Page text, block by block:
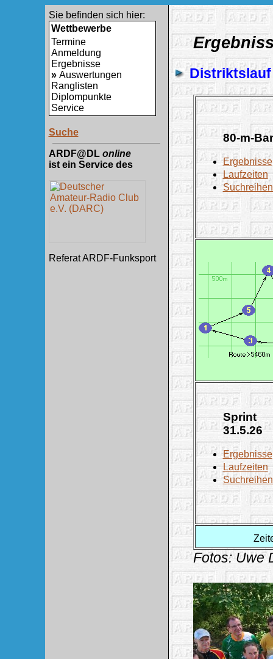
Sie befinden sich hier:
Wettbewerbe
Termine
Anmeldung
Ergebnisse
»Auswertungen
Ranglisten
Diplompunkte
Service
Suche
ARDF@DL online
ist ein Service des
Referat ARDF-Funksport
80-m-
Ergebnisse
Laufzeiten
Sprint
31.5.26
Ergebnisse
Laufzeiten
Fotos: Uwe